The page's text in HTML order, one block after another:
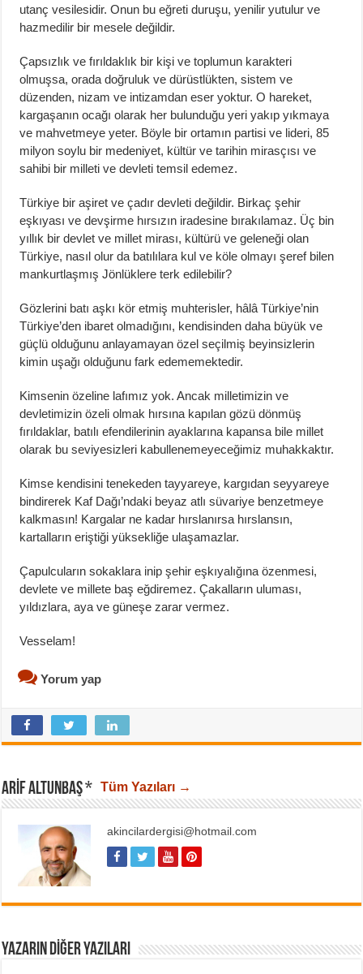
utanç vesilesidir. Onun bu eğreti duruşu, yenilir yutulur ve
hazmedilir bir mesele değildir.
Çapsızlık ve fırıldaklık bir kişi ve toplumun karakteri
olmuşsa, orada doğruluk ve dürüstlükten, sistem ve
düzenden, nizam ve intizamdan eser yoktur. O hareket,
kargaşanın ocağı olarak her bulunduğu yeri yakıp yıkmaya
ve mahvetmeye yeter. Böyle bir ortamın partisi ve lideri, 85
milyon soylu bir medeniyet, kültür ve tarihin mirasçısı ve
sahibi bir milleti ve devleti temsil edemez.
Türkiye bir aşiret ve çadır devleti değildir. Birkaç şehir
eşkıyası ve devşirme hırsızın iradesine bırakılamaz. Üç bin
yıllık bir devlet ve millet mirası, kültürü ve geleneği olan
Türkiye, nasıl olur da batılılara kul ve köle olmayı şeref bilen
mankurtlaşmış Jönlüklere terk edilebilir?
Gözlerini batı aşkı kör etmiş muhterisler, hâlâ Türkiye’nin
Türkiye’den ibaret olmadığını, kendisinden daha büyük ve
güçlü olduğunu anlayamayan özel seçilmiş beyinsizlerin
kimin uşağı olduğunu fark edememektedir.
Kimsenin özeline lafımız yok. Ancak milletimizin ve
devletimizin özeli olmak hırsına kapılan gözü dönmüş
fırıldaklar, batılı efendilerinin ayaklarına kapansa bile millet
olarak bu seviyesizleri kabullenemeyeceğimiz muhakkaktır.
Kimse kendisini tenekeden tayyareye, kargıdan seyyareye
bindirerek Kaf Dağı’ndaki beyaz atlı süvariye benzetmeye
kalkmasın! Kargalar ne kadar hırslanırsa hırslansın,
kartalların eriştiği yüksekliğe ulaşamazlar.
Çapulcuların sokaklara inip şehir eşkıyalığına özenmesi,
devlete ve millete baş eğdiremez. Çakalların uluması,
yıldızlara, aya ve güneşe zarar vermez.
Vesselam!
Yorum yap
ARIF ALTUNBAŞ * Tüm Yazıları →
akincilardergisi@hotmail.com
YAZARIN DIĞER YAZILARI